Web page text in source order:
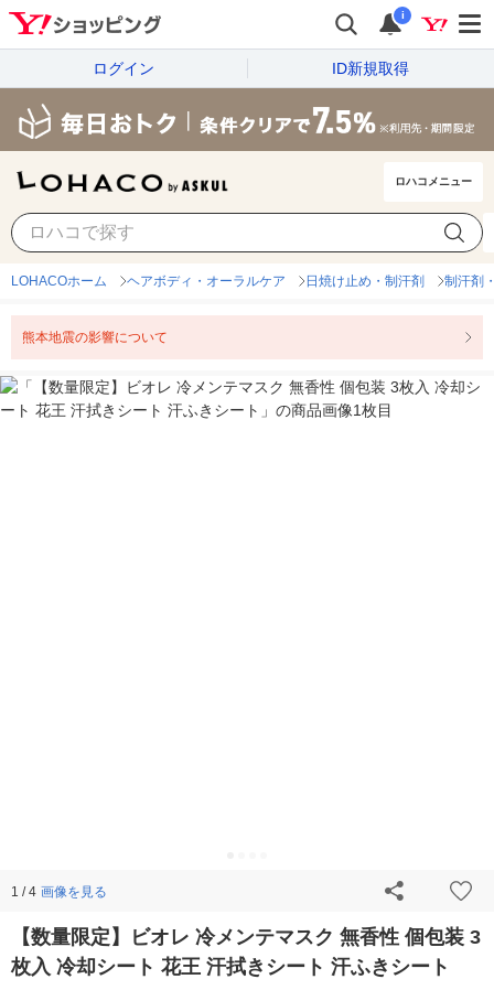
i
ログイン ID新規取得
ロハコメニュー
LOHACOホーム ヘアボディ・オーラルケア 日焼け止め・制汗剤 制汗剤
熊本地震の影響について
1 / 4 画像を見る
【数量限定】ビオレ 冷メンテマスク 無香性 個包装 3
枚入 冷却シート 花王 汗拭きシート 汗ふきシート